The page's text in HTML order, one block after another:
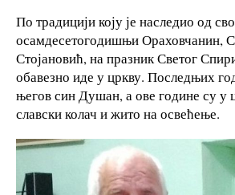
По традицији коју је наследио од
осамдесетогодишњи Ораховчанин,
Стојановић, на празник Светог
обавезно иде у цркву. Последњих
његов син Душан, а ове године су у
славски колач и жито на освећење.